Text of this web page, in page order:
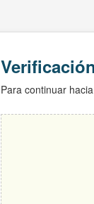
Para continuar